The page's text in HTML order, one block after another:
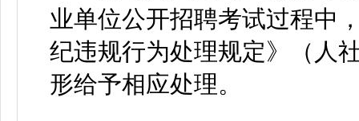
业单位公开招聘考试过程中
纪违规行为处理规定》（人
形给予相应处理。